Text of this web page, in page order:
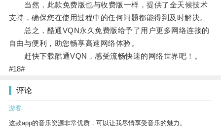
当然，此款免费版也与收费版一样，提供了全天候技术
支持，确保您在使用过程中的任何问题都能得到及时解决。
总之，酷通VQN永久免费版给予了用户更多网络连接的
自由与便利，助您畅享高速网络体验。
赶快下载酷通VQN，感受流畅快速的网络世界吧！。
#18#
评论
游客
这款app的音乐资源非常优质，可以让我尽情享受音乐的魅力。